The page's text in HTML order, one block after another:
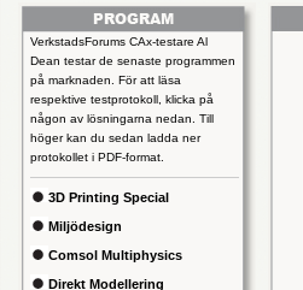
VerkstadsForums CAx-testare Al
Dean testar de senaste programmen
på marknaden. För att läsa
respektive testprotokoll, klicka på
någon av lösningarna nedan. Till
höger kan du sedan ladda ner
protokollet i PDF-format.
3D Printing Special
Miljödesign
Comsol Multiphysics
Direkt Modellering